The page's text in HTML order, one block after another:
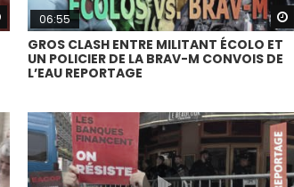
Watch Later
06:55
GROS CLASH ENTRE MILITANT ÉCOLO ET
UN POLICIER DE LA BRAV-M CONVOIS DE
L’EAU REPORTAGE